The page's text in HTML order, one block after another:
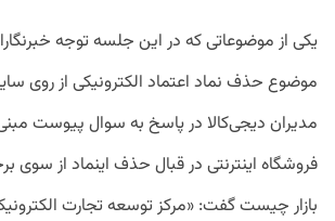
یکی از موضوعاتی که در این جلسه توجه
موضوع حذف نماد اعتماد الکترونیکی از روی
مدیران دیجی‌کالا در پاسخ به سوال پیوست
فروشگاه اینترنتی در قبال حذف اینماد از سوی
بازار چیست گفت: «مرکز توسعه تجارت